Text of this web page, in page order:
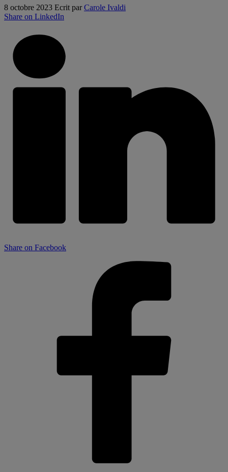
8 octobre 2023 Ecrit parCarole Ivaldi
Share on LinkedIn
Share on Facebook